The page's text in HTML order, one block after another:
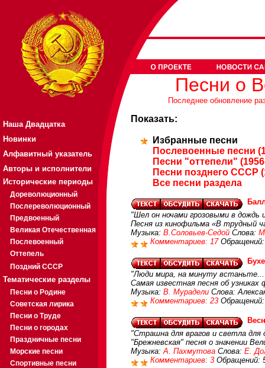
Наша Двадцатка
Новинки
Алфавитный указатель
Авторы и исполнители
Исторические периоды
Дореволюционный
Послереволюционный
Предвоенный
Великая Отечественная
Послевоенный
Оттепель
Поздний СССР
Тематические разделы
Песни о Родине
Советская лирика
Песни о Труде
Песни о городах
Праздничные песни
Морские песни
Спортивные песни
Песни о
Последнее обновление
Показать:
Избранные песни
Послевоенные песни
Песни "оттепели"
Песни позднего СССР
Все песни раздела
"Шел он ночами грозовыми в дождь
Песня из кинофильма «В трудный
Музыка: В.Соловьев-Седой Слова:
Комментариев: 17 Обращений:
"Люди мира, на минуту
Самая известная песня об узниках
Музыка: В. Мурадели Слова:
Комментариев: 23 Обращений:
"Страшна для врагов и светла для
"Брежневская" песня о значении
Музыка:А. Пахмутова Слова: Е.
Комментариев: 3 Обращений: